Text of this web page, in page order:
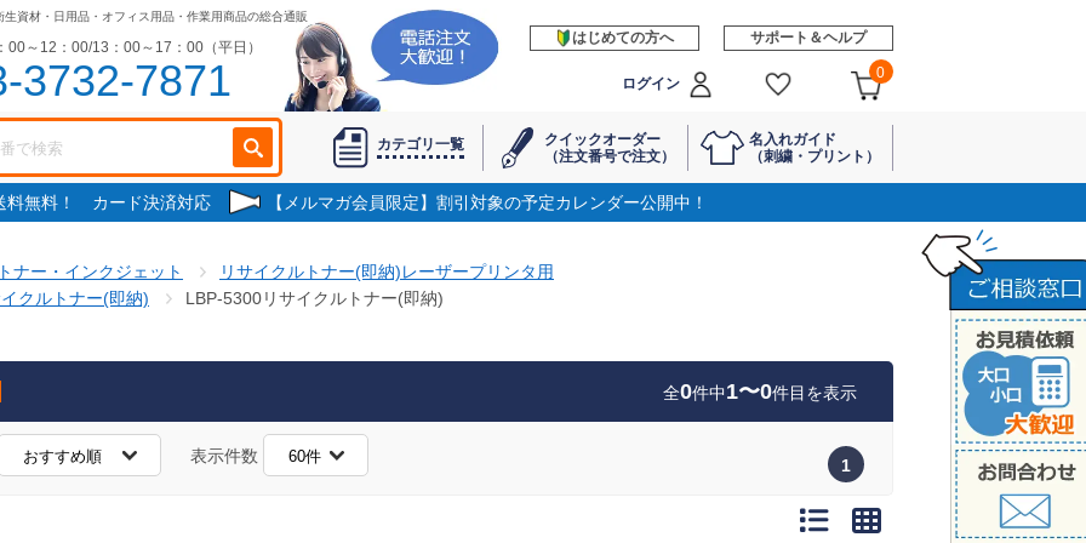
生資材・日用品・オフィス用品・作業用商品の総合通販
00～12：00/13：00～17：00（平日）
3732-7871
はじめての方へ サポート＆ヘルプ
ログイン
0
カテゴリ一覧
クイックオーダー
（注文番号で注文）
名入れガイド
（刺繍・プリント）
料無料！ カード決済対応 【メルマガ会員限定】割引対象の予定カレンダー公開中！
ナー・インクジェット
リサイクルトナー(即納)レーザープリンタ用
クルトナー(即納)
LBP-5300リサイクルトナー(即納)
全0件中1〜0件目を表示
表示件数 1